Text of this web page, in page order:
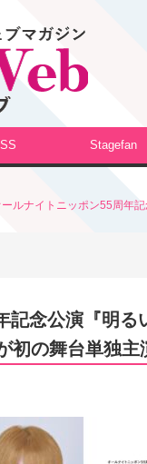
Stagefan
ールナイトニッポン55周年
記念公演『明
初の舞台単独主